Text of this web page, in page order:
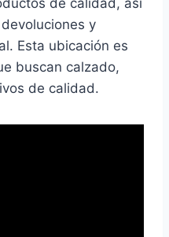
y
Esta ubicación es
buscan calzado,
de calidad.